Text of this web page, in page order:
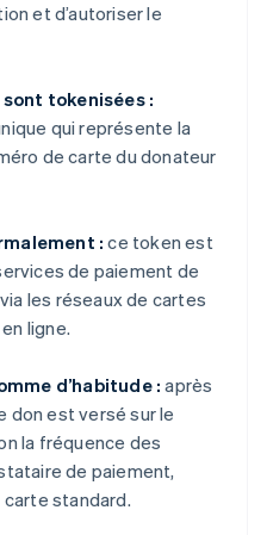
et d’autoriser le
tokenisées :
qui représente la
de carte du donateur
: ce token est
de paiement de
les réseaux de cartes
ligne.
d’habitude : après
don est versé sur le
la fréquence des
de paiement,
standard.